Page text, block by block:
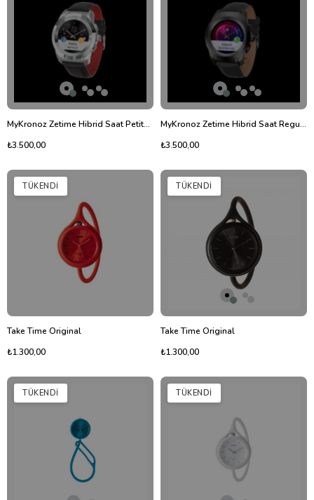
MyKronoz Zetime Hibrid Saat Petite Karbon Kayış
₺3.500,00
MyKronoz Zetime Hibrid Saat Regular Siyah Deri
₺3.500,00
TÜKENDI
Take Time Original
₺1.300,00
TÜKENDI
Take Time Original
₺1.300,00
TÜKENDI TÜKENDI